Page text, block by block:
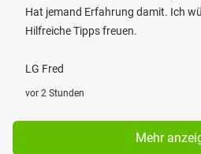
Hat jemand Erfahrung damit. Ich
Hilfreiche Tipps freuen.
LG Fred
vor 2 Stunden
Mehr